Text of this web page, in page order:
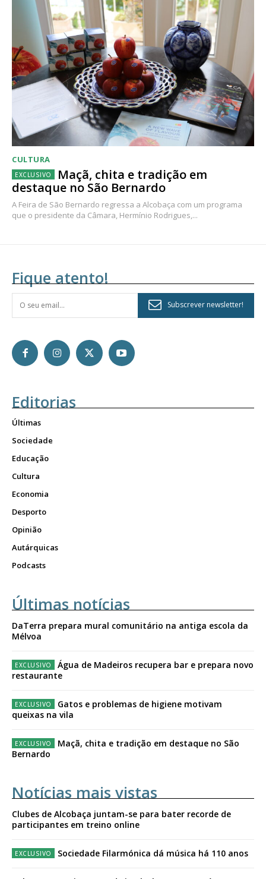
CULTURA
Maçã, chita e tradição em
destaque no São Bernardo
A Feira de São Bernardo regressa a Alcobaça com um programa
que o presidente da Câmara, Hermínio Rodrigues,...
Fique atento!
Subscrever newsletter!
Editorias
Últimas
Sociedade
Educação
Cultura
Economia
Desporto
Opinião
Autárquicas
Podcasts
Últimas notícias
DaTerra prepara mural comunitário na antiga escola da
Mélvoa
Água de Madeiros recupera bar e prepara novo
restaurante
Gatos e problemas de higiene motivam
queixas na vila
Maçã, chita e tradição em destaque no São
Bernardo
Notícias mais vistas
Clubes de Alcobaça juntam-se para bater recorde de
participantes em treino online
Sociedade Filarmónica dá música há 110 anos